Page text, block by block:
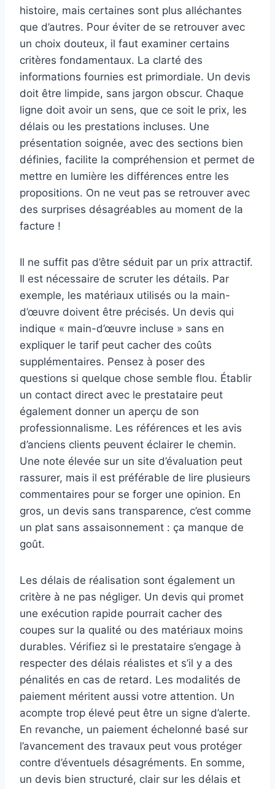
histoire, mais certaines sont plus alléchantes
que d’autres. Pour éviter de se retrouver avec
un choix douteux, il faut examiner certains
critères fondamentaux. La clarté des
informations fournies est primordiale. Un devis
doit être limpide, sans jargon obscur. Chaque
ligne doit avoir un sens, que ce soit le prix, les
délais ou les prestations incluses. Une
présentation soignée, avec des sections bien
définies, facilite la compréhension et permet de
mettre en lumière les différences entre les
propositions. On ne veut pas se retrouver avec
des surprises désagréables au moment de la
facture !
Il ne suffit pas d’être séduit par un prix attractif.
Il est nécessaire de scruter les détails. Par
exemple, les matériaux utilisés ou la main-
d’œuvre doivent être précisés. Un devis qui
indique « main-d’œuvre incluse » sans en
expliquer le tarif peut cacher des coûts
supplémentaires. Pensez à poser des
questions si quelque chose semble flou. Établir
un contact direct avec le prestataire peut
également donner un aperçu de son
professionnalisme. Les références et les avis
d’anciens clients peuvent éclairer le chemin.
Une note élevée sur un site d’évaluation peut
rassurer, mais il est préférable de lire plusieurs
commentaires pour se forger une opinion. En
gros, un devis sans transparence, c’est comme
un plat sans assaisonnement : ça manque de
goût.
Les délais de réalisation sont également un
critère à ne pas négliger. Un devis qui promet
une exécution rapide pourrait cacher des
coupes sur la qualité ou des matériaux moins
durables. Vérifiez si le prestataire s’engage à
respecter des délais réalistes et s’il y a des
pénalités en cas de retard. Les modalités de
paiement méritent aussi votre attention. Un
acompte trop élevé peut être un signe d’alerte.
En revanche, un paiement échelonné basé sur
l’avancement des travaux peut vous protéger
contre d’éventuels désagréments. En somme,
un devis bien structuré, clair sur les délais et